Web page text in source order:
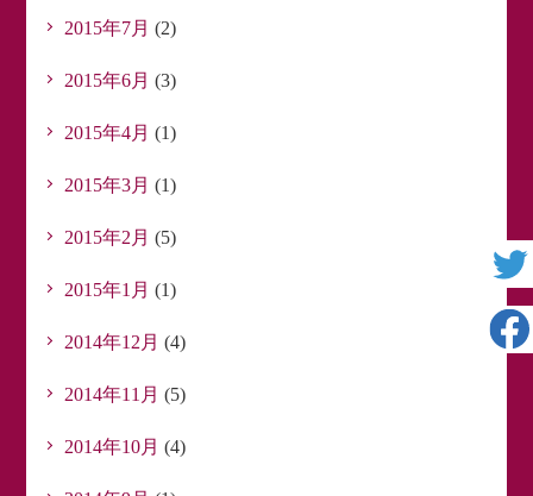
2015年7月 (2)
2015年6月 (3)
2015年4月 (1)
2015年3月 (1)
2015年2月 (5)
2015年1月 (1)
2014年12月 (4)
2014年11月 (5)
2014年10月 (4)